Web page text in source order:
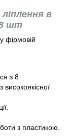
в
8 шт
фірмовій
з 8
високоякісної
з пластикою.